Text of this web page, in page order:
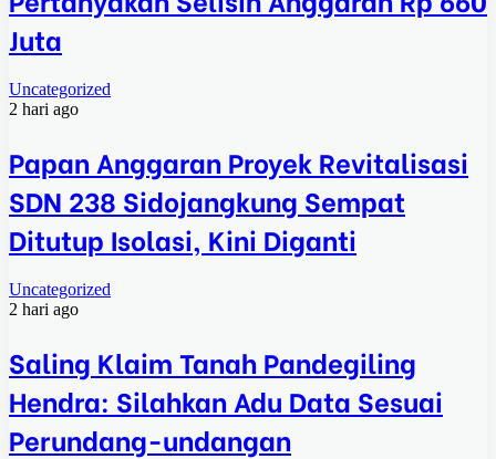
Juta
Uncategorized
2 hari ago
Papan Anggaran Proyek Revitalisasi
SDN 238 Sidojangkung Sempat
Ditutup Isolasi, Kini Diganti
Uncategorized
2 hari ago
Saling Klaim Tanah Pandegiling
Hendra: Silahkan Adu Data Sesuai
Perundang-undangan